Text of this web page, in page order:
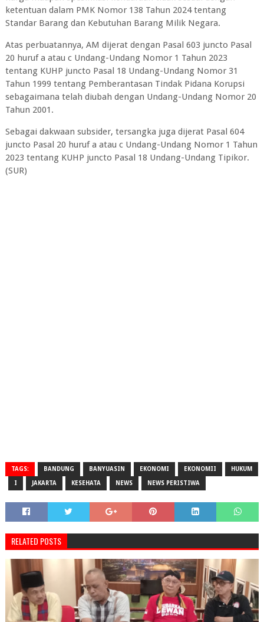
ketentuan dalam PMK Nomor 138 Tahun 2024 tentang
Standar Barang dan Kebutuhan Barang Milik Negara.
Atas perbuatannya, AM dijerat dengan Pasal 603 juncto Pasal
20 huruf a atau c Undang-Undang Nomor 1 Tahun 2023
tentang KUHP juncto Pasal 18 Undang-Undang Nomor 31
Tahun 1999 tentang Pemberantasan Tindak Pidana Korupsi
sebagaimana telah diubah dengan Undang-Undang Nomor 20
Tahun 2001.
Sebagai dakwaan subsider, tersangka juga dijerat Pasal 604
juncto Pasal 20 huruf a atau c Undang-Undang Nomor 1 Tahun
2023 tentang KUHP juncto Pasal 18 Undang-Undang Tipikor.
(SUR)
TAGS: BANDUNG BANYUASIN EKONOMI EKONOMII HUKUM
I JAKARTA KESEHATA NEWS NEWS PERISTIWA
RELATED POSTS